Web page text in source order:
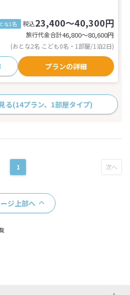
な1名 税込23,400～40,300円
旅行代金合計46,800〜80,600円
(おとな2名 こども0名・1部屋/1泊2日)
プランの詳細
る(14プラン、1部屋タイプ)
1
ジ上部へ